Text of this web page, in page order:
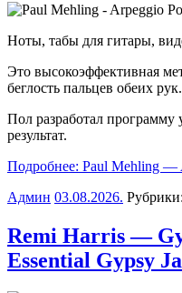
Ноты, табы для гитары,
Это высокоэффективная
беглость пальцев обеих рук.
Пол разработал
результат.
Подробнее: Paul Mehling —
Админ 03.08.2026. Рубрики:
Remi Harris —
Essential Gypsy